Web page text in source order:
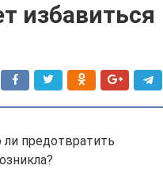
избавиться
предотвратить